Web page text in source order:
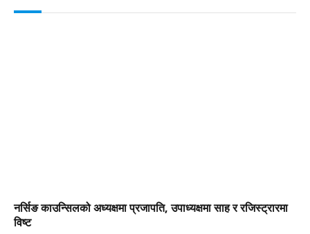
नर्सिङ काउन्सिलको अध्यक्षमा प्रजापति, उपाध्यक्षमा साह र रजिस्ट्रारमा
विष्ट